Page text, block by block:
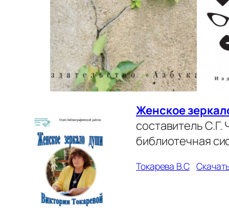
Женское
составитель
библиотечная
Токарева В.С